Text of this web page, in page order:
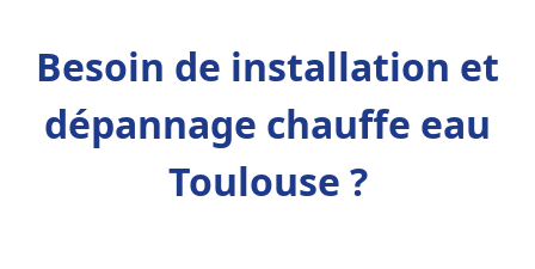
Besoin de installation et
dépannage chauffe eau
Toulouse ?